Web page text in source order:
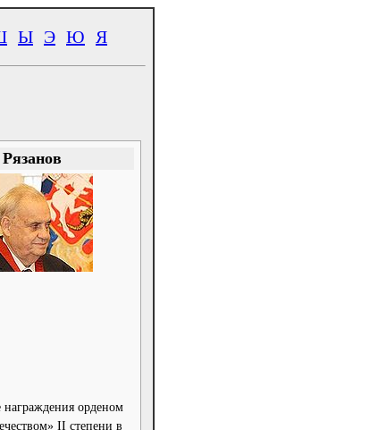
Ы Э Ю Я
награждения орденом
II степени в